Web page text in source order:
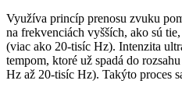
Využíva princíp prenosu zvuku
na frekvenciách vyšších, ako sú
(viac ako 20-tisíc Hz). Intenzita
tempom, ktoré už spadá do
Hz až 20-tisíc Hz). Takýto proces